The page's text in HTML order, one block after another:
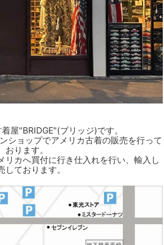
屋"BRIDGE"(ブリッジ)です。
ショップでアメリカ古着の販売を行って
おります。
リカへ買付に行き仕入れを行い、輸入し
しております。